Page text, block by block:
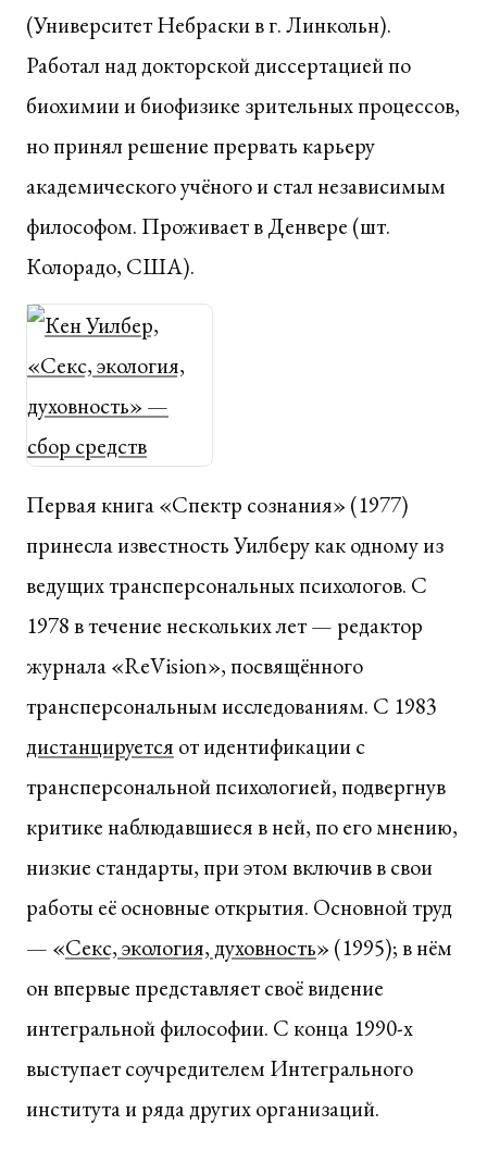
(Университет Небраски в г. Линкольн).
Работал над докторской диссертацией по
биохимии и биофизике зрительных процессов,
но принял решение прервать карьеру
академического учёного и стал независимым
философом. Проживает в Денвере (шт.
Колорадо, США).
Первая книга «Спектр сознания» (1977)
принесла известность Уилберу как одному из
ведущих трансперсональных психологов. С
1978 в течение нескольких лет — редактор
журнала «ReVision», посвящённого
трансперсональным исследованиям. С 1983
дистанцируется от идентификации с
трансперсональной психологией, подвергнув
критике наблюдавшиеся в ней, по его мнению,
низкие стандарты, при этом включив в свои
работы её основные открытия. Основной труд
— «Секс, экология, духовность» (1995); в нём
он впервые представляет своё видение
интегральной философии. С конца 1990-х
выступает соучредителем Интегрального
института и ряда других организаций.